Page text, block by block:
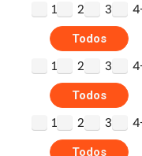
1 2 3
Todos
1 2 3
Todos
1 2 3
Todos